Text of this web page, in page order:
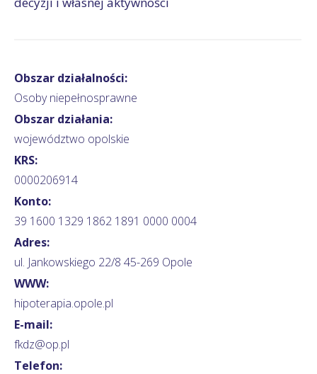
Obszar działalności:
Osoby niepełnosprawne
Obszar działania:
województwo opolskie
KRS:
0000206914
Konto:
39 1600 1329 1862 1891 0000 0004
Adres:
ul. Jankowskiego 22/8 45-269 Opole
WWW:
hipoterapia.opole.pl
E-mail:
fkdz@op.pl
Telefon: